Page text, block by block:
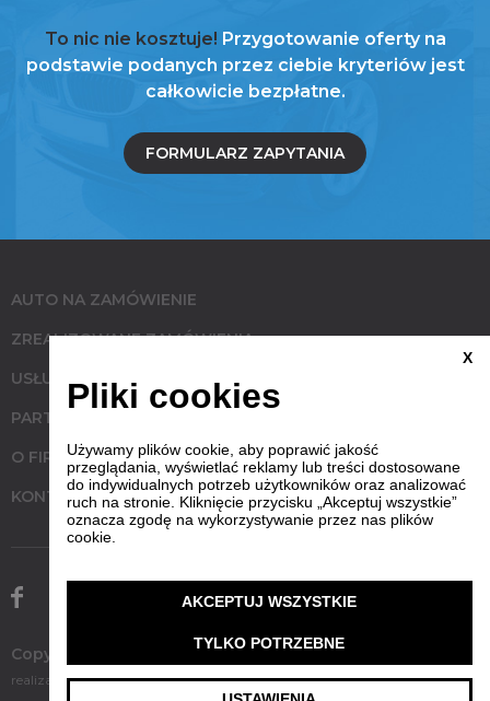
To nic nie kosztuje! Przygotowanie oferty na
podstawie podanych przez ciebie kryteriów jest
całkowicie bezpłatne.
FORMULARZ ZAPYTANIA
AUTO NA ZAMÓWIENIE
ZREALIZOWANE ZAMÓWIENIA
USŁUGI
PARTNERZY
O FIRMIE
KONTAKT
Copyrights 2017 WymarzoneAuto
realizacjakzolnowski.pl
X
Pliki cookies
Używamy plików cookie, aby poprawić jakość
przeglądania, wyświetlać reklamy lub treści dostosowane
do indywidualnych potrzeb użytkowników oraz analizować
ruch na stronie. Kliknięcie przycisku „Akceptuj wszystkie”
oznacza zgodę na wykorzystywanie przez nas plików
cookie.
AKCEPTUJ WSZYSTKIE
TYLKO POTRZEBNE